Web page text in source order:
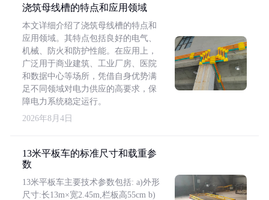
浇筑母线槽的特点和应用领域
本文详细介绍了浇筑母线槽的特点和
应用领域。其特点包括良好的电气、
机械、防火和防护性能。在应用上，
广泛用于商业建筑、工业厂房、医院
和数据中心等场所，凭借自身优势满
足不同领域对电力供应的高要求，保
障电力系统稳定运行。
2026年8月4日
13米平板车的标准尺寸和载重参
数
13米平板车主要技术参数包括: a)外形
尺寸:长13m×宽2.45m,栏板高55cm b)